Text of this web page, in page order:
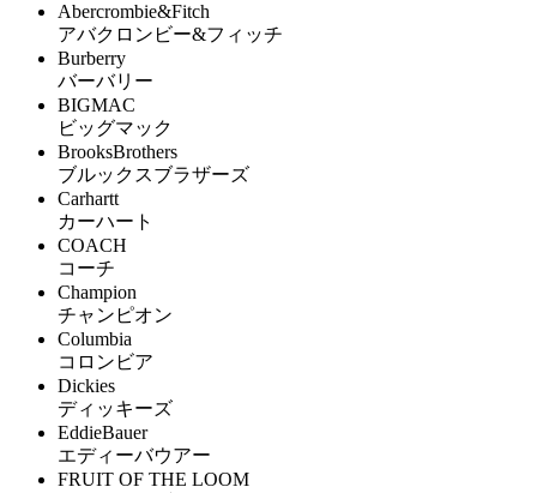
Abercrombie&Fitch
アバクロンビー&フィッチ
Burberry
バーバリー
BIGMAC
ビッグマック
BrooksBrothers
ブルックスブラザーズ
Carhartt
カーハート
COACH
コーチ
Champion
チャンピオン
Columbia
コロンビア
Dickies
ディッキーズ
EddieBauer
エディーバウアー
FRUIT OF THE LOOM